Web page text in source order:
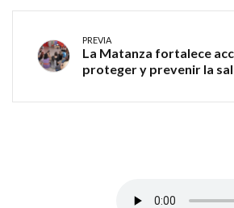
PREVIA
La Matanza fortalece
proteger y prevenir la